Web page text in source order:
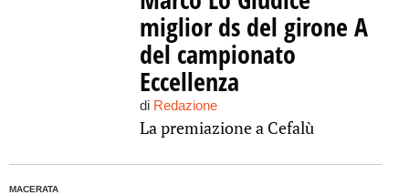
miglior ds del girone A
del campionato
Eccellenza
di Redazione
La premiazione a Cefalù
MACERATA